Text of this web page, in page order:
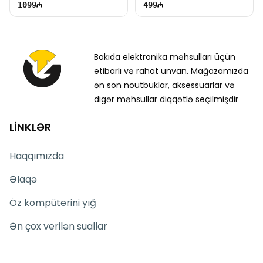
1099 499
Bakıda elektronika məhsulları üçün
etibarlı və rahat ünvan. Mağazamızda
ən son noutbuklar, aksessuarlar və
digər məhsullar diqqətlə seçilmişdir
LİNKLƏR
Haqqımızda
Əlaqə
Öz kompüterini yığ
Ən çox verilən suallar